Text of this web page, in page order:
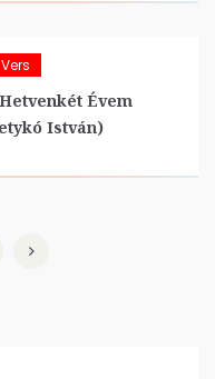
Vers
Évem
István)